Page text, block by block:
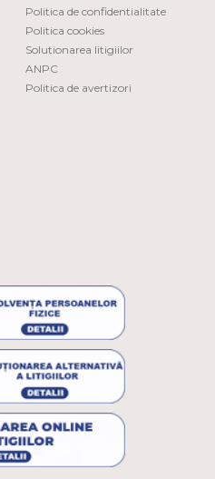
Politica de confidentialitate
Politica cookies
Solutionarea litigiilor
ANPC
Politica de avertizori